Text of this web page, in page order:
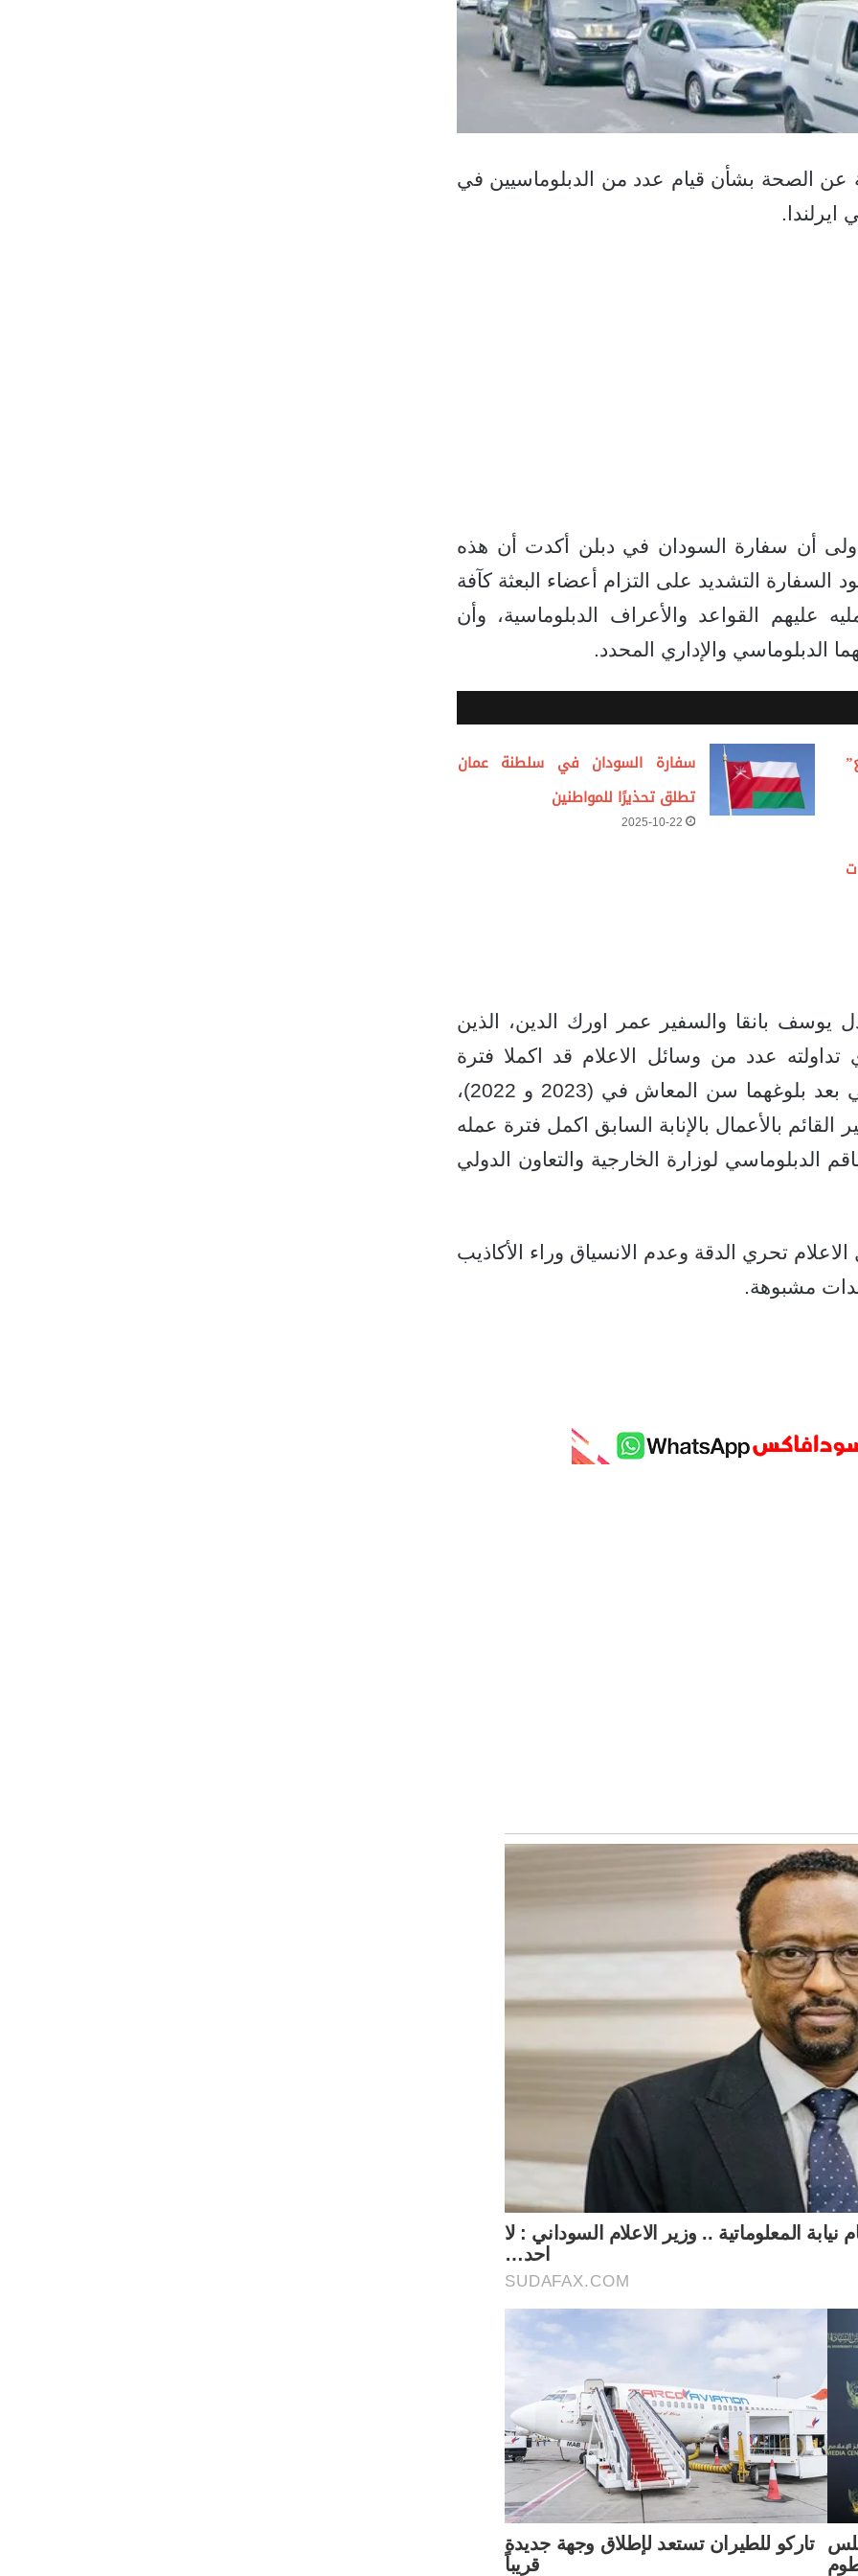
عن الصحة بشأن قيام عدد من الدبلوماسيين في
أن سفارة السودان في دبلن أكدت أن هذه
السفارة التشديد على التزام أعضاء البعثة كآفة
عليهم القواعد والأعراف الدبلوماسية، وأن
الدبلوماسي والإداري المحدد.
سفارة السودان في سلطنة عمان
تطلق تحذيرًا للمواطنين
2025-10-22
يوسف بانقا والسفير عمر اورك الدين، الذين
عدد من وسائل الاعلام قد اكملا فترة
عملهما في وزارة الخارجية والتعاون الدولي بعد بلوغهما سن المعاش في (2023 و 2022)،
بالأعمال بالإنابة السابق اكمل فترة عمله
الدبلوماسي لوزارة الخارجية والتعاون الدولي
تحري الدقة وعدم الانسياق وراء الأكاذيب
مشبوهة.